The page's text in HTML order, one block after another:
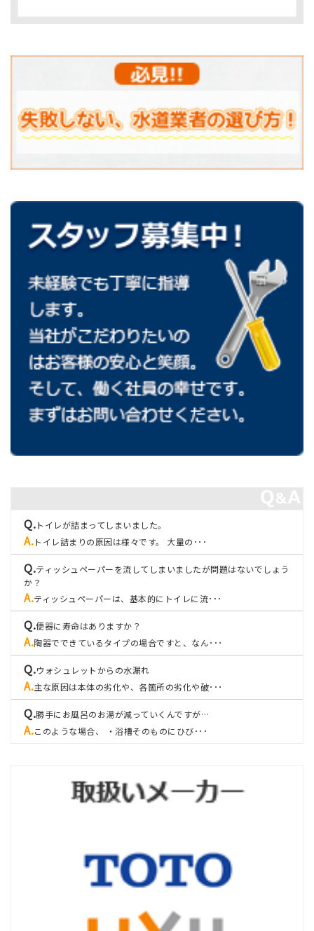
トイレが詰まってしまいました。
トイレ詰まりの原因は様々です。 大量の･･･
ティッシュペーパーを流してしまいましたが問題はないでしょう
か？
ティッシュペーパーは、基本的にトイレに流･･･
便器に寿命はありますか？
陶器でできているタイプの場合ですと、なん･･･
ウォシュレットからの水漏れ
主な原因は本体の劣化や、各箇所の劣化や破･･･
勝手にお風呂のお湯が減っていくんですが…
このような場合、 ・浴槽そのものにひび･･･